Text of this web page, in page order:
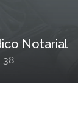
Notarial
38